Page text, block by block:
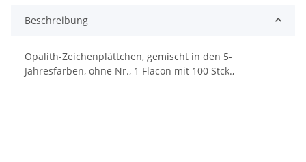
Beschreibung
Opalith-Zeichenplättchen, gemischt in den 5-
Jahresfarben, ohne Nr., 1 Flacon mit 100 Stck.,